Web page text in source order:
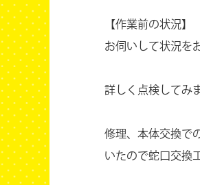
【作業前の状況】
お伺いして状況を
詳しく点検してみ
修理、本体交換で
いたので蛇口交換